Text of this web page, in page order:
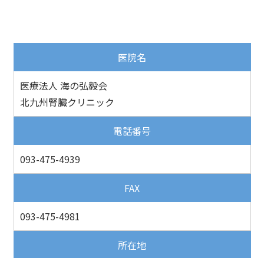
医院名
医療法人 海の弘毅会
北九州腎臓クリニック
電話番号
093-475-4939
FAX
093-475-4981
所在地